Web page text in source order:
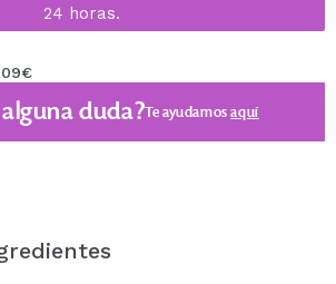
24 horas.
duda?Te ayudamosaquí